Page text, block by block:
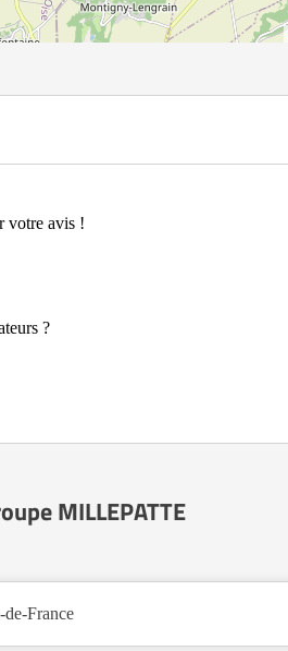
votre avis !
?
MILLEPATTE
France